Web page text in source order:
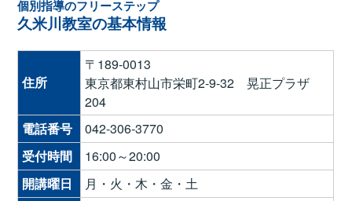
個別指導のフリーステップ
久米川教室の基本情報
住所
〒189-0013
東京都東村山市栄町2-9-32 晃正プラザ
204
電話番号
042-306-3770
受付時間
16:00～20:00
開講曜日
月・火・木・金・土